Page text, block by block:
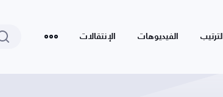
الترتيب الفيديوهات الإنتقالات